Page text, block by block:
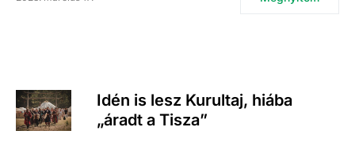
Idén is lesz Kurultaj, hiába
„áradt a Tisza”